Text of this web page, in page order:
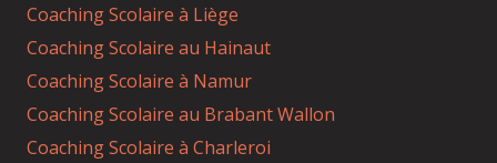
Coaching Scolaire à Liège
Coaching Scolaire au Hainaut
Coaching Scolaire à Namur
Coaching Scolaire au Brabant Wallon
Coaching Scolaire à Charleroi